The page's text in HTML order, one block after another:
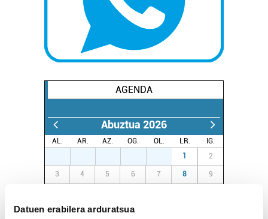
Datuen erabilera arduratsua
AGENDA
Abuztua 2026
AL. AR. AZ. OG. OL. LR.
IG.
1 2
3 4 5 6 7 8 9
17 18 19 20